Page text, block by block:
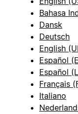
Bahasa
Dansk
Deutsch
English
Español
Español
Français
Italiano